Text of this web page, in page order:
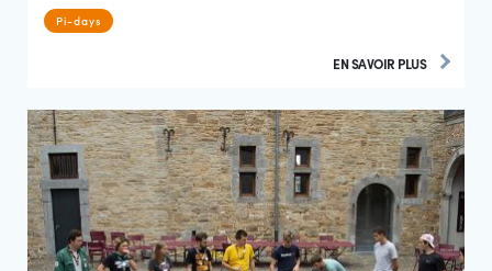
Pi-days
EN SAVOIR PLUS